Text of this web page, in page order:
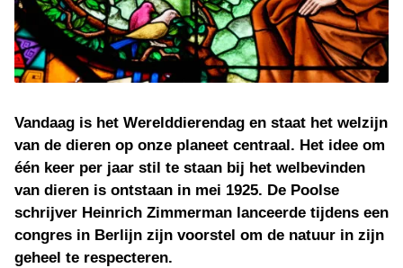
Vandaag is het Werelddierendag en staat het welzijn
van de dieren op onze planeet centraal. Het idee om
één keer per jaar stil te staan bij het welbevinden
van dieren is ontstaan in mei 1925. De Poolse
schrijver Heinrich Zimmerman lanceerde tijdens een
congres in Berlijn zijn voorstel om de natuur in zijn
geheel te respecteren.